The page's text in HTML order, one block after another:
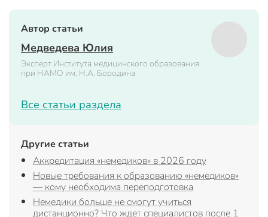
Автор статьи
Медведева Юлия
Эксперт Института медицинского образования
при НАМО им. Н.А. Бородина
Все статьи раздела
Другие статьи
Аккредитация «немедиков» в 2026 году
Новые требования к образованию «немедиков»
— кому необходима переподготовка
Немедики больше не смогут учиться
дистанционно? Что ждет специалистов после 1